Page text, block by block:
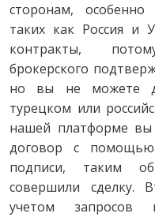
сторонам,
таких как Россия и
контракты,
брокерского
но вы не можете
турецком или
нашей платформе вы
договор с помощью
подписи, таким
совершили сделку.
учетом запросов